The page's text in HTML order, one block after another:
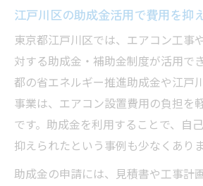
江戸川区の助成金活用で費用を抑
東京都江戸川区では、エアコン工事
対する助成金・補助金制度が活用で
都の省エネルギー推進助成金や江戸
事業は、エアコン設置費用の負担を
です。助成金を利用することで、自
抑えられたという事例も少なくあり
助成金の申請には、見積書や工事計